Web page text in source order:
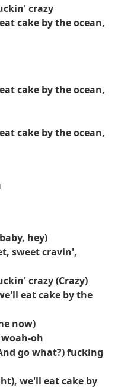
crazy
cake by the ocean,
cake by the ocean,
cake by the ocean,
hey)
sweet cravin',
crazy (Crazy)
eat cake by the
now)
oh
go what?) fucking
we'll eat cake by